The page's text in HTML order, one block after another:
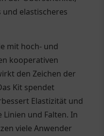
elastischeres
mit hoch- und
kooperativen
den Zeichen der
Kit spendet
Elastizität und
und Falten. In
viele Anwender